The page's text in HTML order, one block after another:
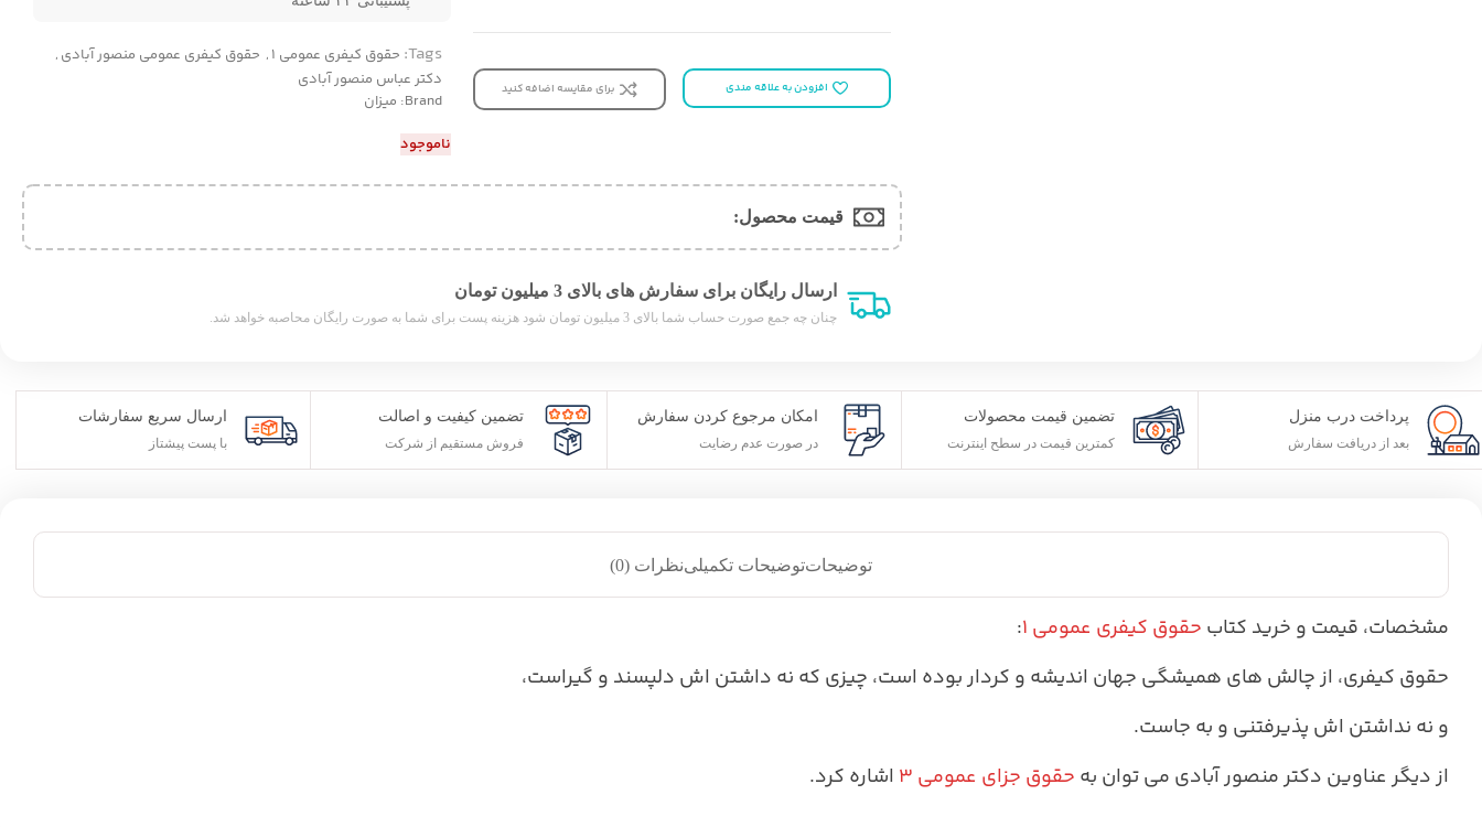
افزودن به علاقه مندی برای مقایسه اضافه کنید
Tags: حقوق کیفری عمومی 1 , حقوق کیفری عمومی منصور آبادی ,
دکتر عباس منصور آبادی
Brand: میزان
ناموجود
قیمت محصول:​
ارسال رایگان برای سفارش های بالای 3 میلیون تومان
چنان چه جمع صورت حساب شما بالای 3 میلیون تومان شود هزینه پست برای شما به صورت رایگان محاصبه خواهد شد.
پرداخت درب منزل
بعد از دریافت سفارش
تضمین قیمت محصولات
کمترین قیمت در سطح اینترنت
امکان مرجوع کردن سفارش
در صورت عدم رضایت
تضمین کیفیت و اصالت
فروش مستقیم از شرکت
ارسال سریع سفارشات
با پست پیشتاز
توضیحاتتوضیحات تکمیلینظرات (0)
مشخصات، قیمت و خرید کتاب حقوق کیفری عمومی ۱ :
حقوق کیفری، از چالش های همیشگی جهان اندیشه و کردار بوده است، چیزی که نه داشتن اش دلپسند و گیراست،
و نه نداشتن اش پذیرفتنی و به جاست.
از دیگر عناوین دکتر منصور آبادی می توان به حقوق جزای عمومی ۳ اشاره کرد.